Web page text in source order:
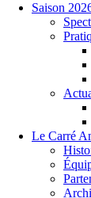
Saison
Le Carré